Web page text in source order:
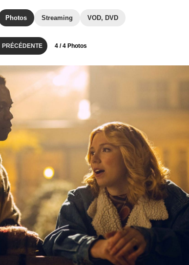
Photos Streaming VOD, DVD
PRÉCÉDENTE 4 / 4 Photos